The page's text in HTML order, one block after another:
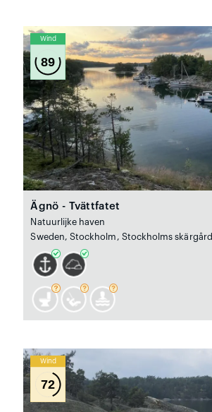
Wind
89
Ägnö - Tvättfatet
Natuurlijke haven
Sweden, Stockholm, Stockholms skärgård
Wind
72